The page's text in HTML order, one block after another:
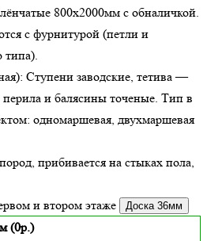
800х2000мм с обналичкой.
с фурнитурой (петли и
типа).
Ступени заводские, тетива —
и балясины точеные. Тип в
одномаршевая, двухмаршевая
прибивается на стыках пола,
и втором этаже Доска 36мм
(0р.)